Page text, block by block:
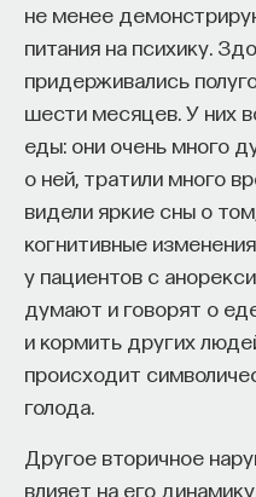
не менее
питания на психику.
придерживались
шести месяцев. У них
еды: они очень много
о ней, тратили много
видели яркие сны о
когнитивные
у пациентов с
думают и говорят о
и кормить других
происходит
голода.
Другое вторичное
влияет на его